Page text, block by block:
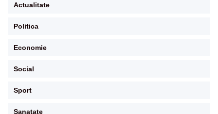
Actualitate
Politica
Economie
Social
Sport
Sanatate